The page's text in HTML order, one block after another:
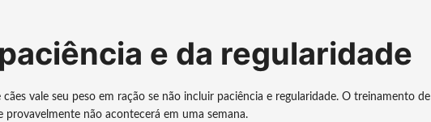
e da regularidade
vale seu peso em ração se não incluir paciência e regularidade. O treinamento de
não acontecerá em uma semana.